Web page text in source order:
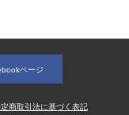
ページ
商取引法に基づく表記